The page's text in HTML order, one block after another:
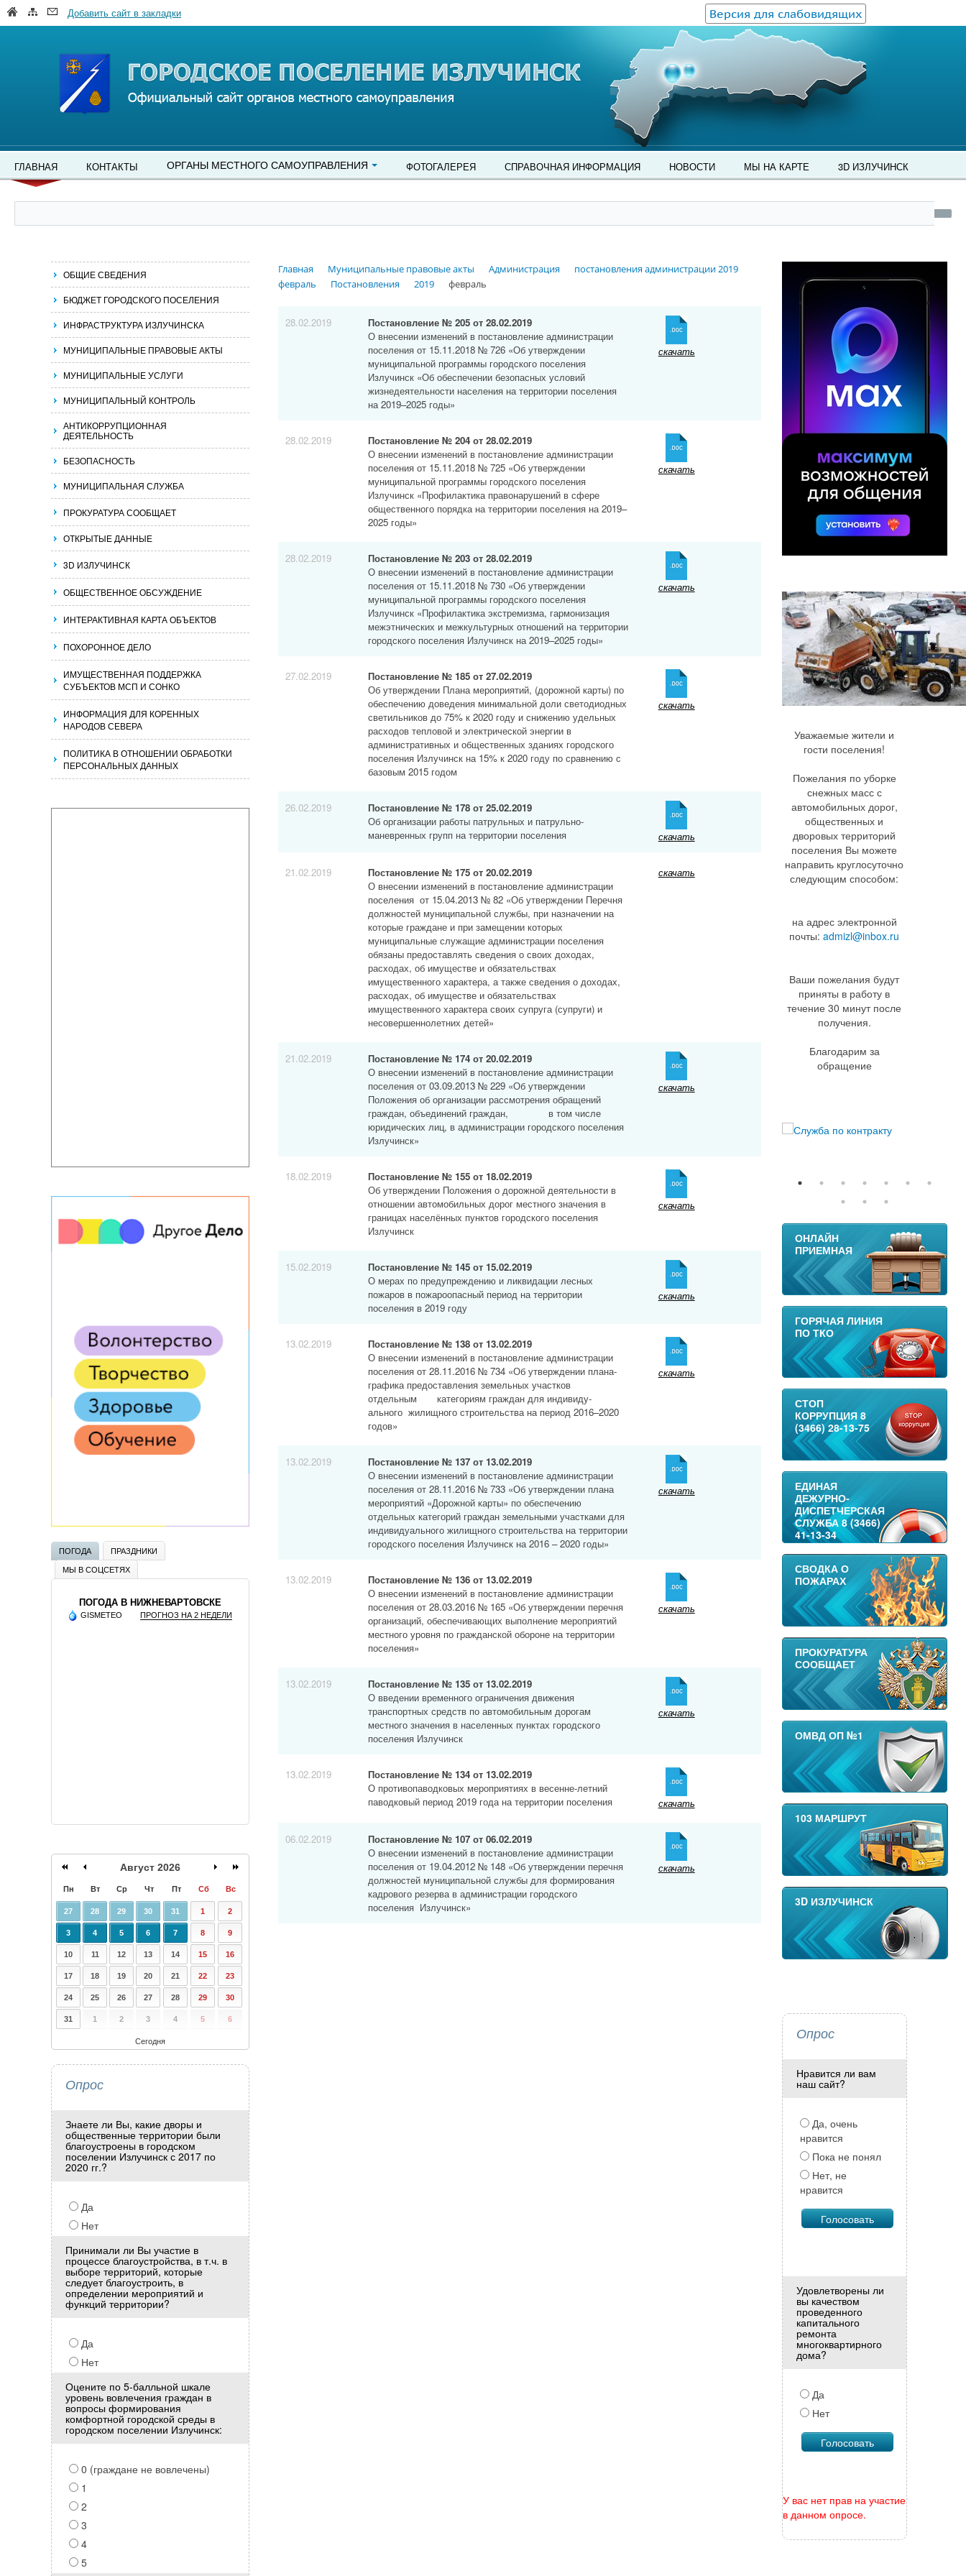
Версия для слабовидящих
Добавить сайт в закладки
ГЛАВНАЯ КОНТАКТЫ ОРГАНЫ МЕСТНОГО САМОУПРАВЛЕНИЯ ФОТОГАЛЕРЕЯ СПРАВОЧНАЯ ИНФОРМАЦИЯ НОВОСТИ МЫ НА КАРТЕ 3D ИЗЛУЧИНСК
Главная Муниципальные правовые акты Администрация
постановления администрации 2019
февраль
Постановления 2019 февраль
28.02.2019
Постановление № 205 от 28.02.2019
О внесении изменений в постановление администрации
поселения от 15.11.2018 № 726 «Об утверждении
муниципальной программы городского поселения
Излучинск «Об обеспечении безопасных условий
жизнедеятельности населения на территории поселения
на 2019–2025 годы»
скачать
28.02.2019
Постановление № 204 от 28.02.2019
О внесении изменений в постановление администрации
поселения от 15.11.2018 № 725 «Об утверждении
муниципальной программы городского поселения
Излучинск «Профилактика правонарушений в сфере
общественного порядка на территории поселения на 2019–
2025 годы»
скачать
28.02.2019
Постановление № 203 от 28.02.2019
О внесении изменений в постановление администрации
поселения от 15.11.2018 № 730 «Об утверждении
муниципальной программы городского поселения
Излучинск «Профилактика экстремизма, гармонизация
межэтнических и межкультурных отношений на территории
городского поселения Излучинск на 2019–2025 годы»
скачать
27.02.2019
Постановление № 185 от 27.02.2019
Об утверждении Плана мероприятий, (дорожной карты) по
обеспечению доведения минимальной доли светодиодных
светильников до 75% к 2020 году и снижению удельных
расходов тепловой и электрической энергии в
административных и общественных зданиях городского
поселения Излучинск на 15% к 2020 году по сравнению с
базовым 2015 годом
скачать
26.02.2019
Постановление № 178 от 25.02.2019
Об организации работы патрульных и патрульно-
маневренных групп на территории поселения
скачать
21.02.2019
Постановление № 175 от 20.02.2019
О внесении изменений в постановление администрации
поселения от 15.04.2013 № 82 «Об утверждении Перечня
должностей муниципальной службы, при назначении на
которые граждане и при замещении которых
муниципальные служащие администрации поселения
обязаны предоставлять сведения о своих доходах,
расходах, об имуществе и обязательствах
имущественного характера, а также сведения о доходах,
расходах, об имуществе и обязательствах
имущественного характера своих супруга (супруги) и
несовершеннолетних детей»
скачать
21.02.2019
Постановление № 174 от 20.02.2019
О внесении изменений в постановление администрации
поселения от 03.09.2013 № 229 «Об утверждении
Положения об организации рассмотрения обращений
граждан, объединений граждан, в том числе
юридических лиц, в администрации городского поселения
Излучинск»
скачать
18.02.2019
Постановление № 155 от 18.02.2019
Об утверждении Положения о дорожной деятельности в
отношении автомобильных дорог местного значения в
границах населённых пунктов городского поселения
Излучинск
скачать
15.02.2019
Постановление № 145 от 15.02.2019
О мерах по предупреждению и ликвидации лесных
пожаров в пожароопасный период на территории
поселения в 2019 году
скачать
13.02.2019
Постановление № 138 от 13.02.2019
О внесении изменений в постановление администрации
поселения от 28.11.2016 № 734 «Об утверждении плана-
графика предоставления земельных участков
отдельным категориям граждан для индивиду-
ального жилищного строительства на период 2016–2020
годов»
скачать
13.02.2019
Постановление № 137 от 13.02.2019
О внесении изменений в постановление администрации
поселения от 28.11.2016 № 733 «Об утверждении плана
мероприятий «Дорожной карты» по обеспечению
отдельных категорий граждан земельными участками для
индивидуального жилищного строительства на территории
городского поселения Излучинск на 2016 – 2020 годы»
скачать
13.02.2019
Постановление № 136 от 13.02.2019
О внесении изменений в постановление администрации
поселения от 28.03.2016 № 165 «Об утверждении перечня
организаций, обеспечивающих выполнение мероприятий
местного уровня по гражданской обороне на территории
поселения»
скачать
13.02.2019
Постановление № 135 от 13.02.2019
О введении временного ограничения движения
транспортных средств по автомобильным дорогам
местного значения в населенных пунктах городского
поселения Излучинск
скачать
13.02.2019
Постановление № 134 от 13.02.2019
О противопаводковых мероприятиях в весенне-летний
паводковый период 2019 года на территории поселения
скачать
06.02.2019
Постановление № 107 от 06.02.2019
О внесении изменений в постановление администрации
поселения от 19.04.2012 № 148 «Об утверждении перечня
должностей муниципальной службы для формирования
кадрового резерва в администрации городского
поселения Излучинск»
скачать
ОБЩИЕ СВЕДЕНИЯ
БЮДЖЕТ ГОРОДСКОГО ПОСЕЛЕНИЯ
ИНФРАСТРУКТУРА ИЗЛУЧИНСКА
МУНИЦИПАЛЬНЫЕ ПРАВОВЫЕ АКТЫ
МУНИЦИПАЛЬНЫЕ УСЛУГИ
МУНИЦИПАЛЬНЫЙ КОНТРОЛЬ
АНТИКОРРУПЦИОННАЯ
ДЕЯТЕЛЬНОСТЬ
БЕЗОПАСНОСТЬ
МУНИЦИПАЛЬНАЯ СЛУЖБА
ПРОКУРАТУРА СООБЩАЕТ
ОТКРЫТЫЕ ДАННЫЕ
3D ИЗЛУЧИНСК
ОБЩЕСТВЕННОЕ ОБСУЖДЕНИЕ
ИНТЕРАКТИВНАЯ КАРТА ОБЪЕКТОВ
ПОХОРОННОЕ ДЕЛО
ИМУЩЕСТВЕННАЯ ПОДДЕРЖКА
СУБЪЕКТОВ МСП И СОНКО
ИНФОРМАЦИЯ ДЛЯ КОРЕННЫХ
НАРОДОВ СЕВЕРА
ПОЛИТИКА В ОТНОШЕНИИ ОБРАБОТКИ
ПЕРСОНАЛЬНЫХ ДАННЫХ
ПОГОДА
ПРАЗДНИКИ
МЫ В СОЦСЕТЯХ
ПОГОДА В НИЖНЕВАРТОВСКЕ
GISMETEO ПРОГНОЗ НА 2 НЕДЕЛИ
Август 2026
Пн Вт Ср Чт Пт Сб Вс
27 28 29 30 31 1 2
3 4 5 6 7 8 9
10 11 12 13 14 15 16
17 18 19 20 21 22 23
24 25 26 27 28 29 30
31 1 2 3 4 5 6
Сегодня
Опрос
Знаете ли Вы, какие дворы и
общественные территории были
благоустроены в городском
поселении Излучинск с 2017 по
2020 гг.?
Да
Нет
Принимали ли Вы участие в
процессе благоустройства, в т.ч. в
выборе территорий, которые
следует благоустроить, в
определении мероприятий и
функций территории?
Да
Нет
Оцените по 5-балльной шкале
уровень вовлечения граждан в
вопросы формирования
комфортной городской среды в
городском поселении Излучинск:
0 (граждане не вовлечены)
1
2
3
4
5
Уважаемые жители и
гости поселения!
Пожелания по уборке
снежных масс с
автомобильных дорог,
общественных и
дворовых территорий
поселения Вы можете
направить круглосуточно
следующим способом:
на адрес электронной
почты:admizl@inbox.ru
Ваши пожелания будут
приняты в работу в
течение 30 минут после
получения.
Благодарим за
обращение
11
ОНЛАЙН
ПРИЕМНАЯ
ГОРЯЧАЯ ЛИНИЯ
ПО ТКО
СТОП
КОРРУПЦИЯ 8
(3466) 28-13-75
ЕДИНАЯ
ДЕЖУРНО-
ДИСПЕТЧЕРСКАЯ
СЛУЖБА 8 (3466)
41-13-34
СВОДКА О
ПОЖАРАХ
ПРОКУРАТУРА
СООБЩАЕТ
ОМВД ОП №1
103 МАРШРУТ
3D ИЗЛУЧИНСК
Опрос
Нравится ли вам
наш сайт?
Да, очень
нравится
Пока не понял
Нет, не
нравится
Удовлетворены ли
вы качеством
проведенного
капитального
ремонта
многоквартирного
дома?
Да
Нет
У вас нет прав на участие
в данном опросе.